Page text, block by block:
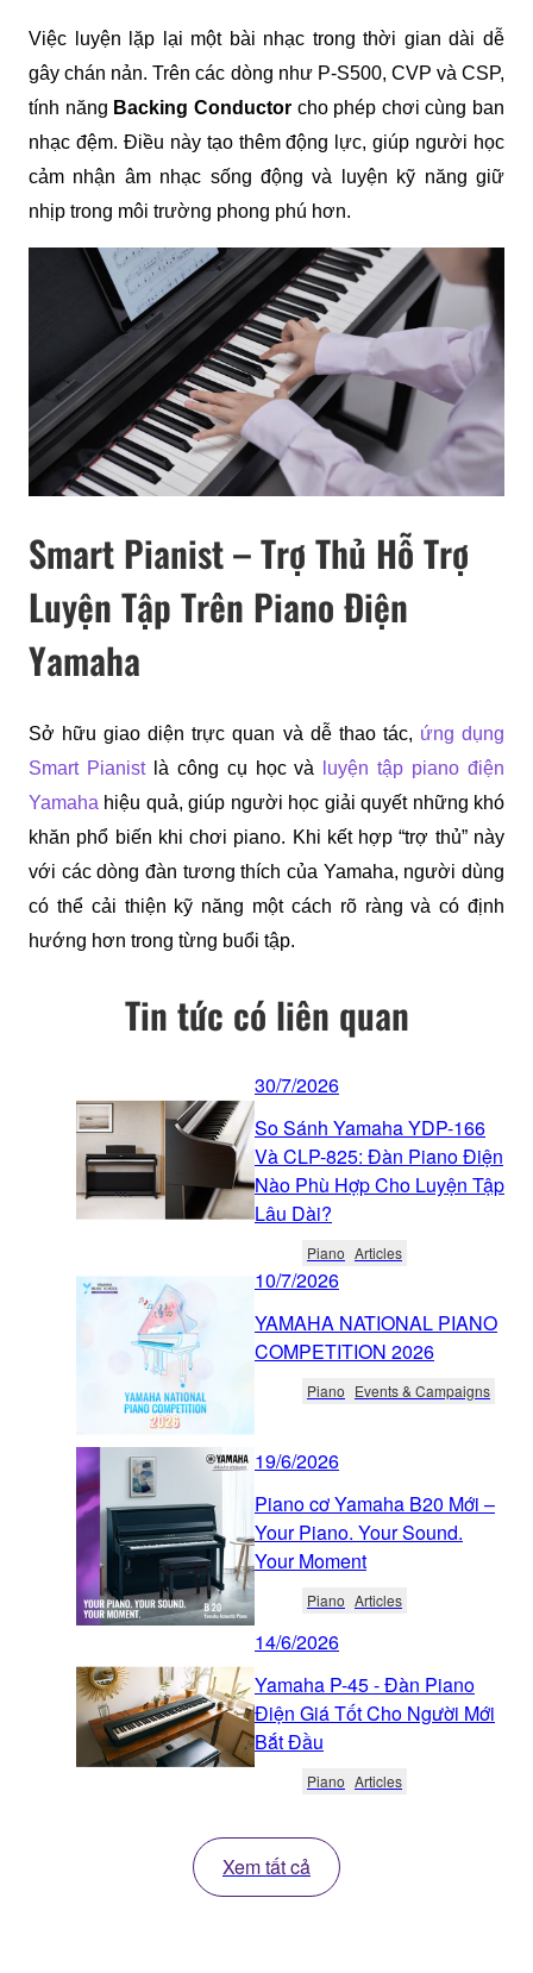
Việc luyện lặp lại một bài nhạc trong thời gian dài dễ
gây chán nản. Trên các dòng như P-S500, CVP và CSP,
tính năng Backing Conductor cho phép chơi cùng ban
nhạc đệm. Điều này tạo thêm động lực, giúp người học
cảm nhận âm nhạc sống động và luyện kỹ năng giữ
nhịp trong môi trường phong phú hơn.
Smart Pianist – Trợ Thủ Hỗ Trợ
Luyện Tập Trên Piano Điện
Yamaha
Sở hữu giao diện trực quan và dễ thao tác, ứng dụng
Smart Pianist là công cụ học và
luyện tập piano điện
Yamaha hiệu quả, giúp người học giải quyết những khó
khăn phổ biến khi chơi piano. Khi kết hợp “trợ thủ” này
với các dòng đàn tương thích của Yamaha, người dùng
có thể cải thiện kỹ năng một cách rõ ràng và có định
hướng hơn trong từng buổi tập.
Tin tức có liên quan
30/7/2026
So Sánh Yamaha YDP-166
Và CLP-825: Đàn Piano Điện
Nào Phù Hợp Cho Luyện Tập
Lâu Dài?
Piano Articles
10/7/2026
YAMAHA NATIONAL PIANO
COMPETITION 2026
Piano Events & Campaigns
19/6/2026
Piano cơ Yamaha B20 Mới –
Your Piano. Your Sound.
Your Moment
Piano Articles
14/6/2026
Yamaha P-45 - Đàn Piano
Điện Giá Tốt Cho Người Mới
Bắt Đầu
Piano Articles
Xem tất cả